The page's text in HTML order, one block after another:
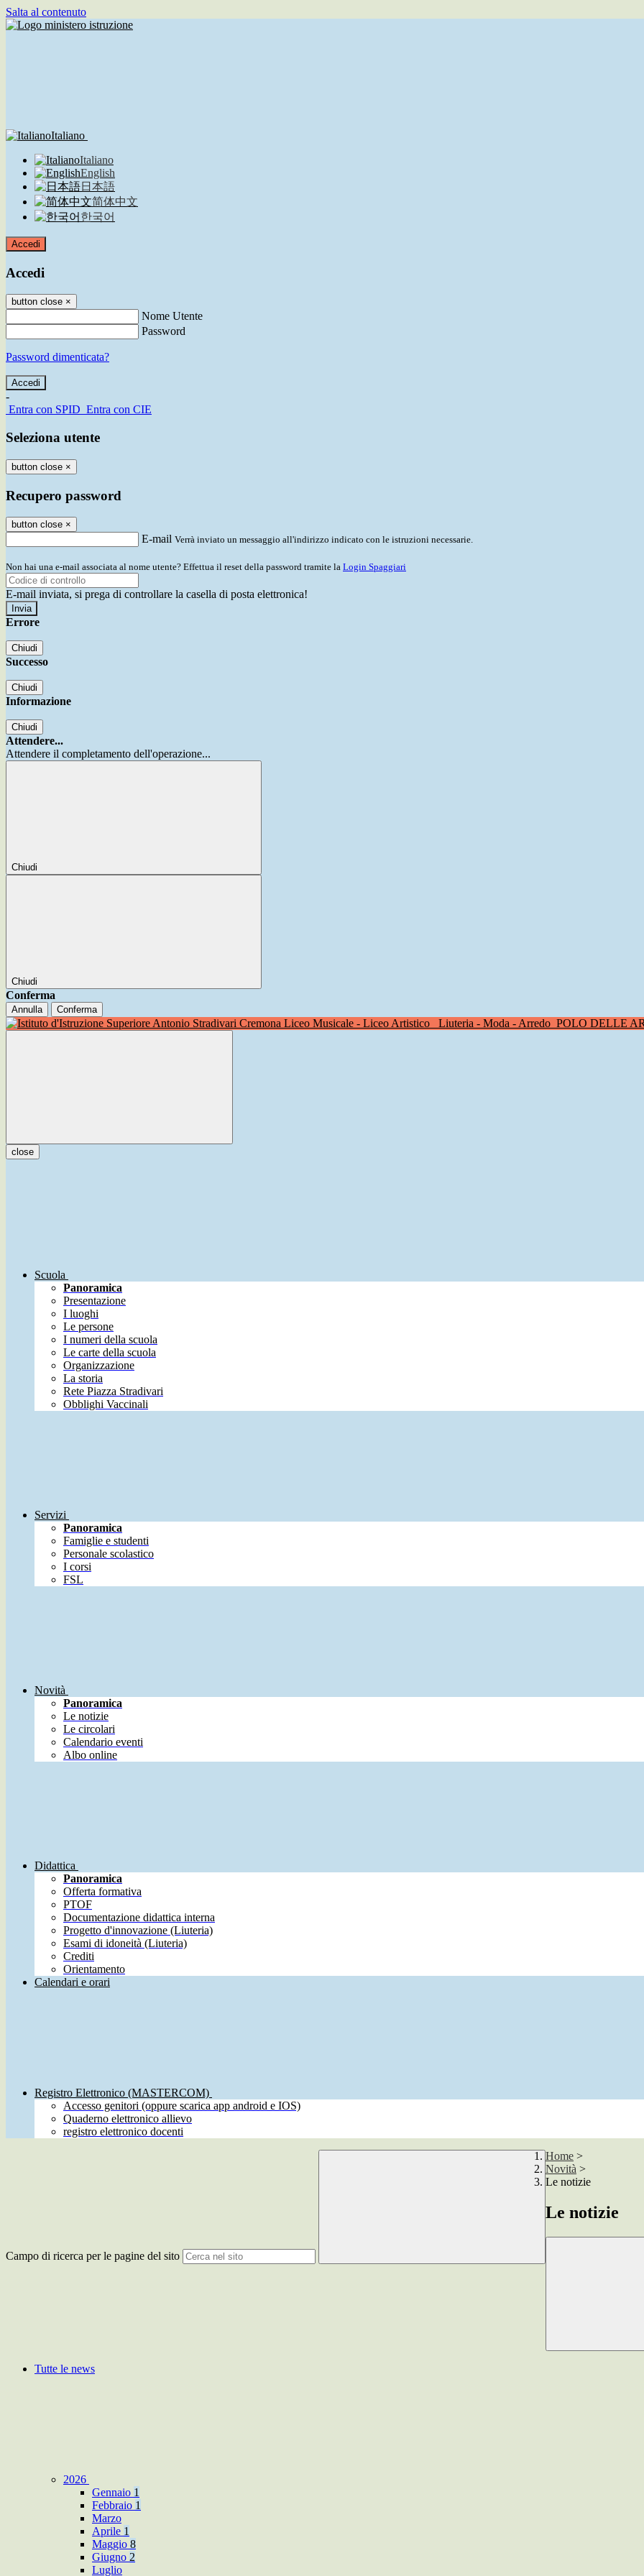
Salta al contenuto
Italiano
Italiano
English
日本語
简体中文
한국어
Accedi
Accedi
button close ×
Nome Utente
Password
Password dimenticata?
-
Entra con SPID Entra con CIE
Seleziona utente
button close ×
Recupero password
button close ×
E-mail Verrà inviato un messaggio all'indirizzo indicato con le istruzioni necessarie.
Non hai una e-mail associata al nome utente? Effettua il reset della password tramite la Login Spaggiari
E-mail inviata, si prega di controllare la casella di posta elettronica!
Errore
Chiudi
Successo
Chiudi
Informazione
Chiudi
Attendere...
Attendere il completamento dell'operazione...
Chiudi
Chiudi
Conferma
Annulla Conferma
Liceo Musicale - Liceo Artistico Liuteria - Moda - Arredo POLO DELLE
close
Scuola
Panoramica
Presentazione
I luoghi
Le persone
I numeri della scuola
Le carte della scuola
Organizzazione
La storia
Rete Piazza Stradivari
Obblighi Vaccinali
Servizi
Panoramica
Famiglie e studenti
Personale scolastico
I corsi
FSL
Novità
Panoramica
Le notizie
Le circolari
Calendario eventi
Albo online
Didattica
Panoramica
Offerta formativa
PTOF
Documentazione didattica interna
Progetto d'innovazione (Liuteria)
Esami di idoneità (Liuteria)
Crediti
Orientamento
Calendari e orari
Registro Elettronico (MASTERCOM)
Accesso genitori (oppure scarica app android e IOS)
Quaderno elettronico allievo
registro elettronico docenti
Campo di ricerca per le pagine del sito
Home >
Novità >
Le notizie
Le notizie
Tutte le news
2026
Gennaio 1
Febbraio 1
Marzo
Aprile 1
Maggio 8
Giugno 2
Luglio